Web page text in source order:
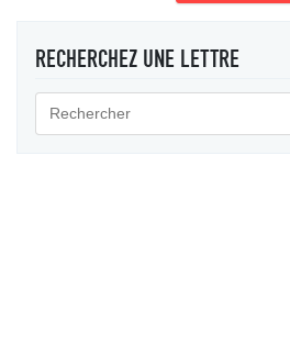
RECHERCHEZ UNE LETTRE